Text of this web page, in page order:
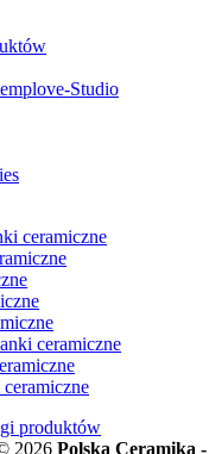
Studio
ceramiczne
ceramiczne
produktów
2026 Polska Ceramika -